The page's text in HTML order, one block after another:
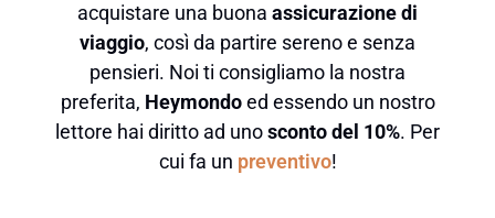
acquistare una buona assicurazione di
viaggio, così da partire sereno e senza
pensieri. Noi ti consigliamo la nostra
preferita, Heymondoed essendo un nostro
lettore hai diritto ad unosconto del 10%. Per
cui fa un preventivo!